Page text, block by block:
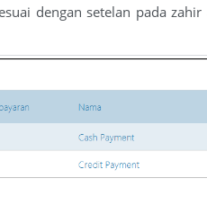
dengan setelan pada